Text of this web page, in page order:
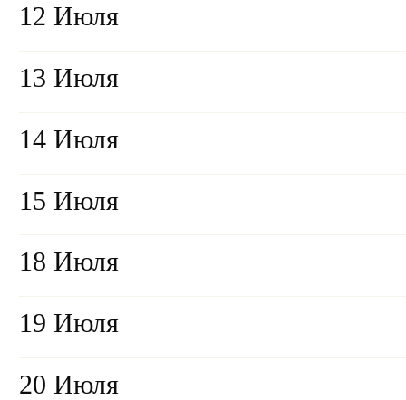
12 Июля
13 Июля
14 Июля
15 Июля
18 Июля
19 Июля
20 Июля